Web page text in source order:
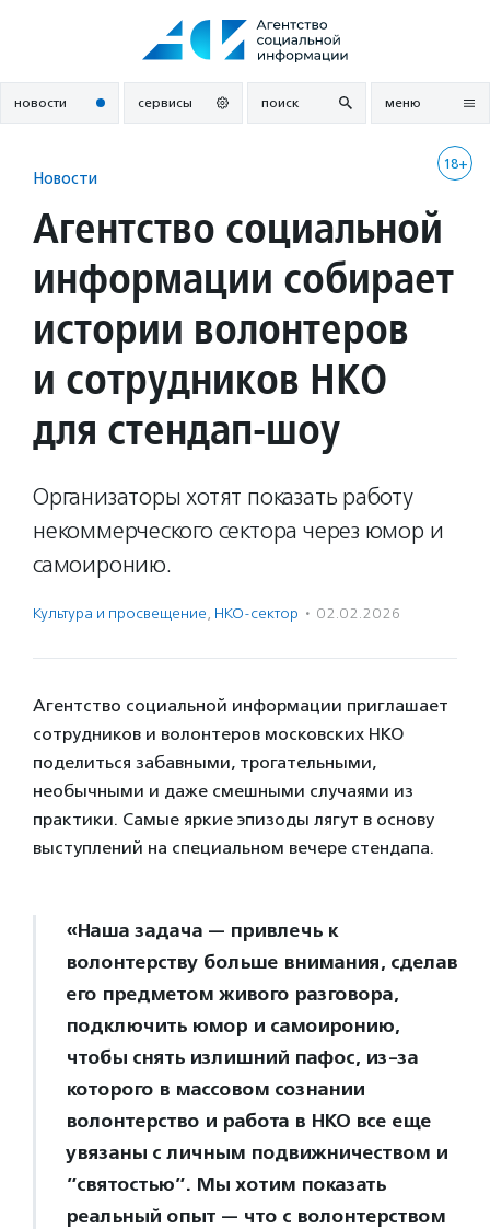
новости сервисы поиск меню
18+
Новости
Агентство социальной
информации собирает
истории волонтеров
и сотрудников НКО
для стендап-шоу
Организаторы хотят показать работу
некоммерческого сектора через юмор и
самоиронию.
Культура и просвещение, НКО-сектор · 02.02.2026
Агентство социальной информации приглашает
сотрудников и волонтеров московских НКО
поделиться забавными, трогательными,
необычными и даже смешными случаями из
практики. Самые яркие эпизоды лягут в основу
выступлений на специальном вечере стендапа.
«Наша задача — привлечь к
волонтерству больше внимания, сделав
его предметом живого разговора,
подключить юмор и самоиронию,
чтобы снять излишний пафос, из-за
которого в массовом сознании
волонтерство и работа в НКО все еще
увязаны с личным подвижничеством и
”святостью”. Мы хотим показать
реальный опыт — что с волонтерством